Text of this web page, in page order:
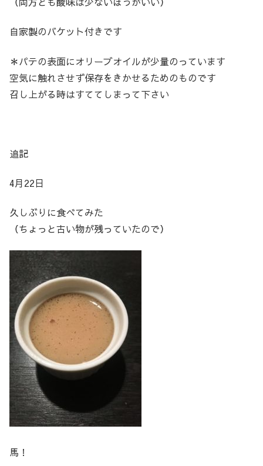
自家製のバケット付きです
＊パテの表面にオリーブオイルが少量のっています
空気に触れさせず保存をきかせるためのものです
召し上がる時はすててしまって下さい
追記
4月22日
久しぶりに食べてみた
（ちょっと古い物が残っていたので）
馬！